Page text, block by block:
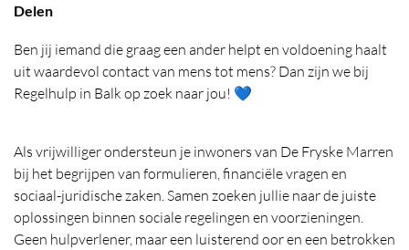
Delen
Ben jij iemand die graag een ander helpt en voldoening haalt
uit waardevol contact van mens tot mens? Dan zijn we bij
Regelhulp in Balk op zoek naar jou! 💙
Als vrijwilliger ondersteun je inwoners van De Fryske Marren
bij het begrijpen van formulieren, financiële vragen en
sociaal-juridische zaken. Samen zoeken jullie naar de juiste
oplossingen binnen sociale regelingen en voorzieningen.
Geen hulpverlener, maar een luisterend oor en een betrokken